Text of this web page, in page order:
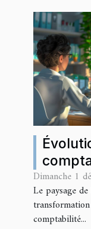
impact
Dimanche 1
Le paysage
comptabilité...